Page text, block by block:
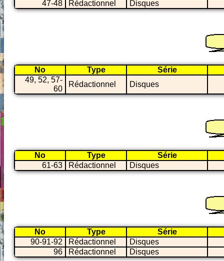
47-48
Rédactionnel Disques
No Type
Série
49, 52, 57-
60
Rédactionnel Disques
No Type
Série
61-63
Rédactionnel Disques
No Type
Série
90-91-92
Rédactionnel
Disques
96
Rédactionnel Disques